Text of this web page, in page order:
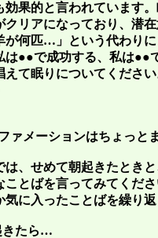
果的と言われています
リアになっており、潜
何匹…」という代わりに
●●で成功する、私は●●
て眠りについてくださ
ァメーションはちょっと
は、せめて朝起きたとき
ことばを言ってみてくだ
気に入ったことばを繰り
きたら…